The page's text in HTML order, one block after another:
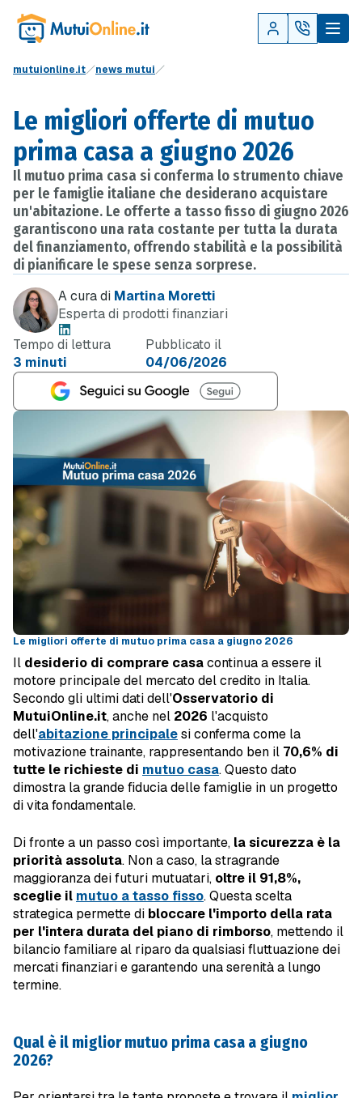
mutuionline.it news mutui
Le migliori offerte di mutuo
prima casa a giugno 2026
Il mutuo prima casa si conferma lo strumento chiave
per le famiglie italiane che desiderano acquistare
un'abitazione. Le offerte a tasso fisso di giugno 2026
garantiscono una rata costante per tutta la durata
del finanziamento, offrendo stabilità e la possibilità
di pianificare le spese senza sorprese.
A cura di Martina Moretti
Esperta di prodotti finanziari
Tempo di lettura
3 minuti
Pubblicato il
04/06/2026
Le migliori offerte di mutuo prima casa a giugno 2026
Il desiderio di comprare casacontinua a essere il
motore principale del mercato del credito in Italia.
Secondo gli ultimi dati dell'Osservatorio di
MutuiOnline.it, anche nel 2026 l'acquisto
dell'abitazione principalesi conferma come la
motivazione trainante, rappresentando ben il 70,6% di
tutte le richieste di mutuo casa. Questo dato
dimostra la grande fiducia delle famiglie in un progetto
di vita fondamentale.
Di fronte a un passo così importante, la sicurezza è la
priorità assoluta. Non a caso, la stragrande
maggioranza dei futuri mutuatari, oltre il 91,8%,
sceglie il mutuo a tasso fisso. Questa scelta
strategica permette di bloccare l'importo della rata
per l'intera durata del piano di rimborso, mettendo il
bilancio familiare al riparo da qualsiasi fluttuazione dei
mercati finanziari e garantendo una serenità a lungo
termine.
Qual è il miglior mutuo prima casa a giugno
2026?